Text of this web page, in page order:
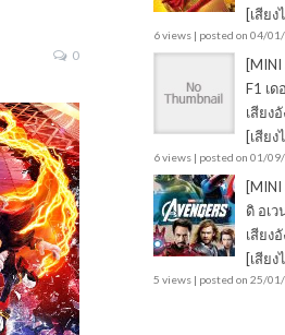
0
[เสีย
6 views| posted on 04/
F1 เ
เสียง
[เสีย
6 views| posted on 01/
[MINI
ดิ อเ
เสียง
[เสีย
5 views| posted on 25/